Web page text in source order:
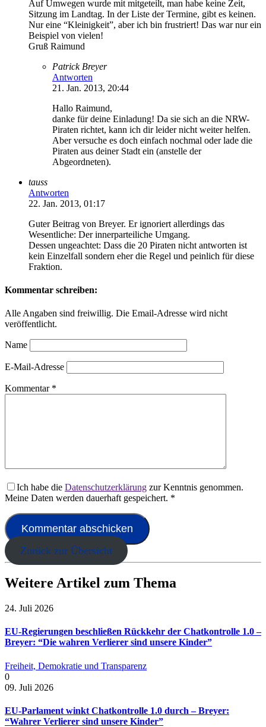
Auf Umwegen wurde mit mitgeteilt, man habe keine Zeit,
Sitzung im Landtag. In der Liste der Termine, gibt es keinen.
Nur eine “Kleinigkeit”, aber ich bin frustriert! Das war nur ein
Beispiel von vielen!
Gruß Raimund
Patrick Breyer
Antworten
21. Jan. 2013, 20:44
Hallo Raimund,
danke für deine Einladung! Da sie sich an die NRW-
Piraten richtet, kann ich dir leider nicht weiter helfen.
Aber versuche es doch einfach nochmal oder lade die
Piraten aus deiner Stadt ein (anstelle der
Abgeordneten).
tauss
Antworten
22. Jan. 2013, 01:17
Guter Beitrag von Breyer. Er ignoriert allerdings das
Wesentliche: Der innerparteiliche Umgang.
Dessen ungeachtet: Dass die 20 Piraten nicht antworten ist
kein Einzelfall sondern eher die Regel und peinlich für diese
Fraktion.
Kommentar schreiben:
Alle Angaben sind freiwillig. Die Email-Adresse wird nicht
veröffentlicht.
Name
E-Mail-Adresse
Kommentar *
Ich habe die Datenschutzerklärung zur Kenntnis genommen.
Meine Daten werden dauerhaft gespeichert. *
Zurück zur Übersicht
Weitere Artikel zum Thema
24. Juli 2026
EU-Regierungen beschließen Rückkehr der Chatkontrolle 1.0 –
Breyer: “Die wahren Verlierer sind unsere Kinder”
Freiheit, Demokratie und Transparenz
0
09. Juli 2026
EU-Parlament winkt Chatkontrolle 1.0 durch – Breyer:
“Wahrer Verlierer sind unsere Kinder”